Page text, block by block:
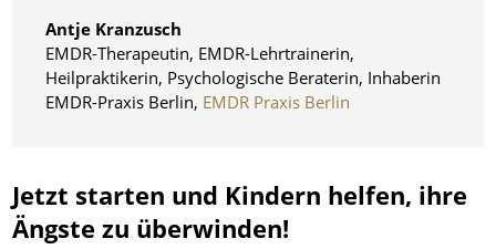
Antje Kranzusch
EMDR-Therapeutin, EMDR-Lehrtrainerin,
Heilpraktikerin, Psychologische Beraterin, Inhaberin
EMDR-Praxis Berlin, EMDR Praxis Berlin
Jetzt starten und Kindern helfen, ihre
Ängste zu überwinden!